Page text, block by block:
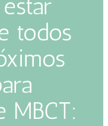
todos
MBCT: